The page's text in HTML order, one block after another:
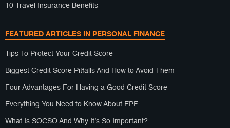
10 Travel Insurance Benefits
FEATURED ARTICLES IN PERSONAL FINANCE
Tips To Protect Your Credit Score
Biggest Credit Score Pitfalls And How to Avoid Them
Four Advantages For Having a Good Credit Score
Everything You Need to Know About EPF
What Is SOCSO And Why It’s So Important?